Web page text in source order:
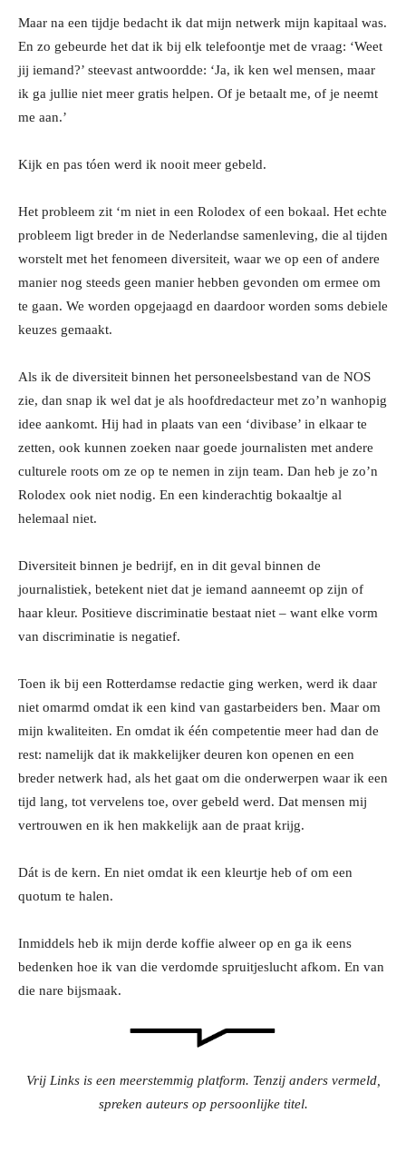
Maar na een tijdje bedacht ik dat mijn netwerk mijn kapitaal was.
En zo gebeurde het dat ik bij elk telefoontje met de vraag: ‘Weet
jij iemand?’ steevast antwoordde: ‘Ja, ik ken wel mensen, maar
ik ga jullie niet meer gratis helpen. Of je betaalt me, of je neemt
me aan.’
Kijk en pas tóen werd ik nooit meer gebeld.
Het probleem zit ‘m niet in een Rolodex of een bokaal. Het echte
probleem ligt breder in de Nederlandse samenleving, die al tijden
worstelt met het fenomeen diversiteit, waar we op een of andere
manier nog steeds geen manier hebben gevonden om ermee om
te gaan. We worden opgejaagd en daardoor worden soms debiele
keuzes gemaakt.
Als ik de diversiteit binnen het personeelsbestand van de NOS
zie, dan snap ik wel dat je als hoofdredacteur met zo’n wanhopig
idee aankomt. Hij had in plaats van een ‘divibase’ in elkaar te
zetten, ook kunnen zoeken naar goede journalisten met andere
culturele roots om ze op te nemen in zijn team. Dan heb je zo’n
Rolodex ook niet nodig. En een kinderachtig bokaaltje al
helemaal niet.
Diversiteit binnen je bedrijf, en in dit geval binnen de
journalistiek, betekent niet dat je iemand aanneemt op zijn of
haar kleur. Positieve discriminatie bestaat niet – want elke vorm
van discriminatie is negatief.
Toen ik bij een Rotterdamse redactie ging werken, werd ik daar
niet omarmd omdat ik een kind van gastarbeiders ben. Maar om
mijn kwaliteiten. En omdat ik één competentie meer had dan de
rest: namelijk dat ik makkelijker deuren kon openen en een
breder netwerk had, als het gaat om die onderwerpen waar ik een
tijd lang, tot vervelens toe, over gebeld werd. Dat mensen mij
vertrouwen en ik hen makkelijk aan de praat krijg.
Dát is de kern. En niet omdat ik een kleurtje heb of om een
quotum te halen.
Inmiddels heb ik mijn derde koffie alweer op en ga ik eens
bedenken hoe ik van die verdomde spruitjeslucht afkom. En van
die nare bijsmaak.
Vrij Links is een meerstemmig platform. Tenzij anders vermeld,
spreken auteurs op persoonlijke titel.